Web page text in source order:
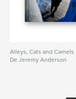
Alleys, Cats and Camels
De Jeremy Anderson